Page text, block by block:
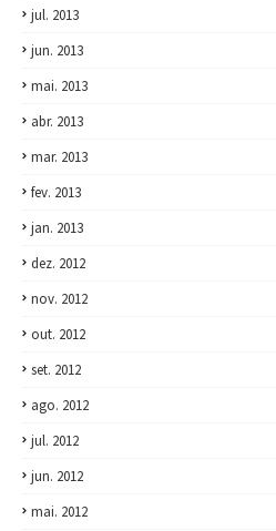
jul. 2013
jun. 2013
mai. 2013
abr. 2013
mar. 2013
fev. 2013
jan. 2013
dez. 2012
nov. 2012
out. 2012
set. 2012
ago. 2012
jul. 2012
jun. 2012
mai. 2012